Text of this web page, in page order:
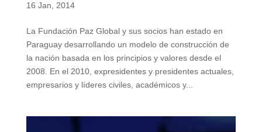
16 Jan, 2014
La Fundación Paz Global y sus socios han estado en
Paraguay desarrollando un modelo de construcción de
la nación basada en los principios y valores desde el
2008. En el 2010, expresidentes y presidentes actuales,
empresarios y líderes civiles, académicos y...